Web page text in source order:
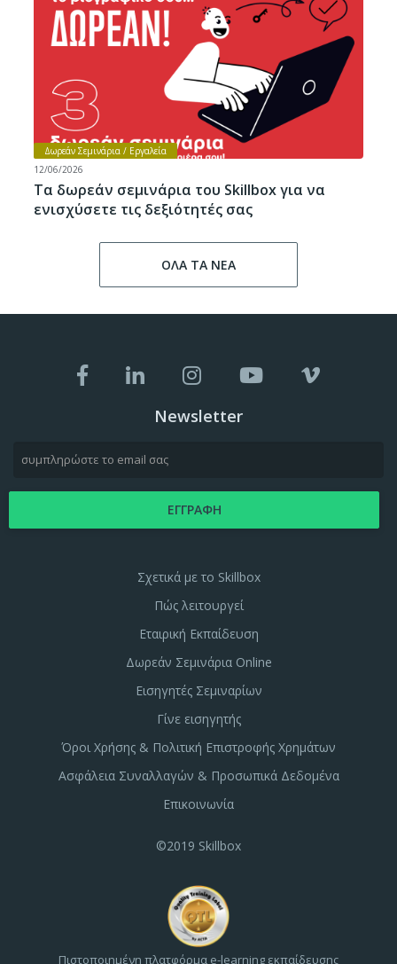
Δωρεάν Σεμινάρια / Εργαλεία
12/06/2026
Τα δωρεάν σεμινάρια του Skillbox για να
ενισχύσετε τις δεξιότητές σας
ΟΛΑ ΤΑ ΝΕΑ
Newsletter
Σχετικά με το Skillbox
Πώς λειτουργεί
Εταιρική Εκπαίδευση
Δωρεάν Σεμινάρια Online
Εισηγητές Σεμιναρίων
Γίνε εισηγητής
Όροι Χρήσης & Πολιτική Επιστροφής Χρημάτων
Ασφάλεια Συναλλαγών & Προσωπικά Δεδομένα
Επικοινωνία
©2019 Skillbox
Πιστοποιημένη πλατφόρμα e-learning εκπαίδευσης